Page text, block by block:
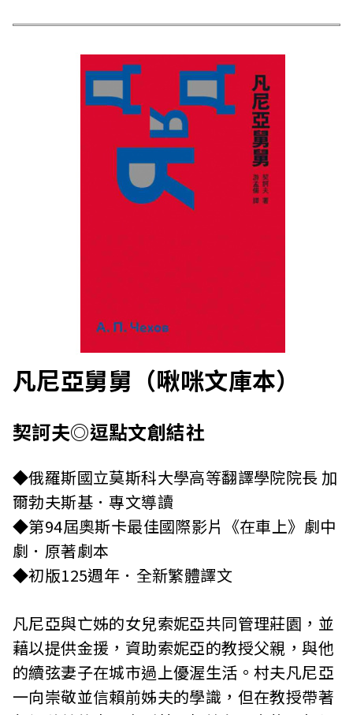
凡尼亞舅舅（啾咪文庫本）
契訶夫◎逗點文創結社
◆俄羅斯國立莫斯科大學高等翻譯學院院長 加
爾勃夫斯基．專文導讀
◆第94屆奧斯卡最佳國際影片《在車上》劇中
劇．原著劇本
◆初版125週年．全新繁體譯文
凡尼亞與亡姊的女兒索妮亞共同管理莊園，並
藉以提供金援，資助索妮亞的教授父親，與他
的續弦妻子在城市過上優渥生活。村夫凡尼亞
一向崇敬並信賴前姊夫的學識，但在教授帶著